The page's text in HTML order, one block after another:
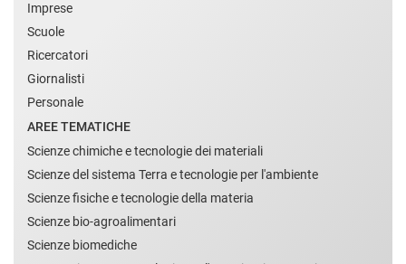
Imprese
Scuole
Ricercatori
Giornalisti
Personale
AREE TEMATICHE
Scienze chimiche e tecnologie dei materiali
Scienze del sistema Terra e tecnologie per l'ambiente
Scienze fisiche e tecnologie della materia
Scienze bio-agroalimentari
Scienze biomediche